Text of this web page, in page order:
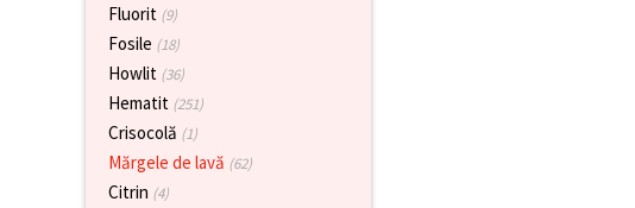
Fluorit (9)
Fosile (18)
Howlit (36)
Hematit (251)
Crisocolă (1)
Mărgele de lavă (62)
Citrin (4)